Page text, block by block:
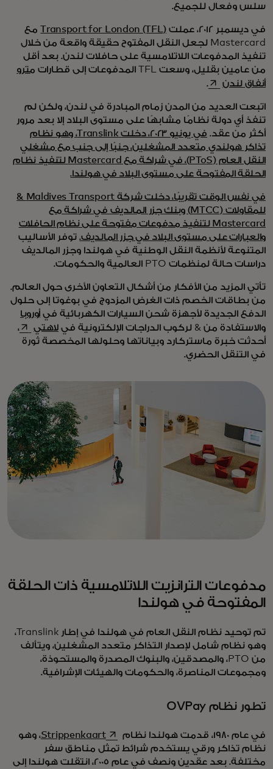
سلس وفعال للجميع.
في ديسمبر 2012، عملت Transport for London (TFL)مع
Mastercard لجعل النقل المفتوح حقيقة واقعة من خلال
تنفيذ المدفوعات اللاتلامسية على حافلات لندن. بعد أقل
من عامين بقليل، وسعت TFL المدفوعات إلى قطارات
مترو
أنفاق لندنopens in a new tab
.
اتبعت العديد من المدن زمام المبادرة في لندن، ولكن لم
تنفذ أي دولة نظامًا مشابهًا على مستوى البلاد إلا بعد مرور
أكثر من عقد.
في يونيو 2023، دخلت Translink، وهو نظام
تذاكر هولندي متعدد المشغلين، جنبًا إلى جنب مع مشغلي
النقل العام (PToS)، في شراكة مع Mastercard لتنفيذ نظام
الحلقة المفتوحة على مستوى البلاد في هولندا.
في نفس الوقت تقريبًا، دخلت شركة Maldives Transport &
للمقاولات (MTCC) وبنك جزر المالديف في شراكة مع
Mastercard لتنفيذ مدفوعات مفتوحة على نظام الحافلات
والعبارات على مستوى البلاد في جزر المالديف.توفر الأساليب
المتنوعة لأنظمة النقل الوطنية في هولندا وجزر المالديف
دراسات حالة لمنظمات PTO العالمية والحكومات.
تأتي المزيد من الأفكار من أشكال التعاون الأخرى حول العالم.
من بطاقات الخصم ذات الغرض المزدوج في بوغوتا إلى حلول
الدفع الجديدة لأجهزة شحن السيارات الكهربائية في أوروبا
والاستفادة من & لركوب الدراجات الإلكترونية في لاهتيtab،
أحدثت خبرة ماستركارد وبياناتها وحلولها المخصصة ثورة
في التنقل الحضري.
مدفوعات الترانزيت اللاتلامسية ذات الحلقة
المفتوحة في هولندا
تم توحيد نظام النقل العام في هولندا في إطار Translink،
وهو نظام شامل لإصدار التذاكر متعدد المشغلين، ويتألف
من PTO، والمصدقين، والبنوك المصدرة والمستحوذة،
ومجموعات المناصرة، والحكومات والهيئات الإشرافية.
تطور نظام OVPay
في عام 1980، قدمت هولندا نظام Strippenkaart
opens in a new tab
، وهو
نظام تذاكر ورقي يستخدم شرائط تمثل مناطق سفر
مختلفة. بعد عقدين ونصف في عام 2005، انتقلت هولندا إلى